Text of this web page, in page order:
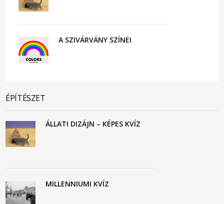
A SZIVÁRVÁNY SZÍNEI
ÉPÍTÉSZET
ÁLLATI DIZÁJN – KÉPES KVÍZ
MILLENNIUMI KVÍZ